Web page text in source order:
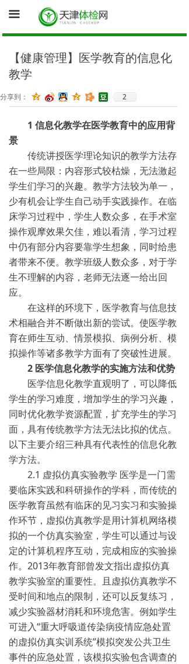
끀
首页
询底价（医院体检中心为您报价）
促销体检卡
体检资讯
健康证体检
【健康管理】医学教育的信息化
教学
分享到： 2
1 信息化教学在医学教育中的应用背
景
传统讲授医学理论知识的教学方法存
在一些局限：内容形式较枯燥，无法激起
学生们学习的兴趣。教学方法较为单一，
少有机会让学生自己动手实践操作。在临
床学习过程中，学生人数众多，在手术室
操作观摩效果欠佳，难以看清，学习过程
中仍有部分内容要靠学生想象，同时给患
者带来不便。教学班级人数众多，对于学
生不理解的内容，老师无法逐一给出回
应。
在这样的环境下，医学教育与信息技
术相融合并不断做出新的尝试。使医学教
育在师生互动、情景模拟、病例分析、模
拟操作等诸多教学方面有了突破性进展。
2 医学信息化教学的实施方法和优势
医学信息化教学直观明了，可以降低
学生的学习难度，增加学生的学习兴趣，
同时优化教学资源配置，扩充学生的学习
面，具有传统教学方法无法比拟的优点。
以下主要介绍三种具有代表性的信息化教
学方法。
2.1 虚拟仿真实验教学 医学是一门需
要临床实践和科研操作的学科，而传统的
医学教育虽然有临床的见习实习和实验操
作环节，虚拟仿真教学是用计算机网络模
拟的一个仿真实验室，学生可以通过与设
定的计算机程序互动，完成相应的实验操
作。2013年教育部曾发文指出虚拟仿真
教学实验室的重要性。且虚拟仿真教学不
受时间和地点的限制，还可以反复练习，
减少实验器材消耗和环境危害。例如学生
可进入“重大呼吸道传染病疫情应急处置
的虚拟仿真实训系统”模拟突发公共卫生
事件的应急处置，该模拟实验包含调查的